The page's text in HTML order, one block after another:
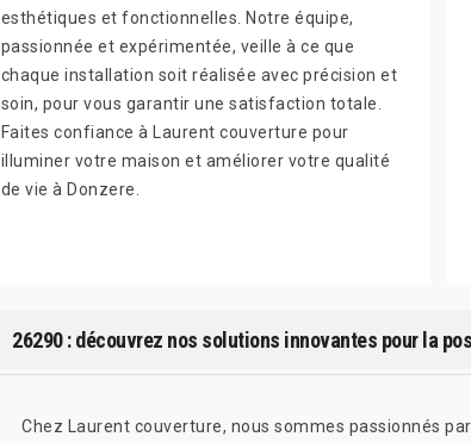
esthétiques et fonctionnelles. Notre équipe,
passionnée et expérimentée, veille à ce que
chaque installation soit réalisée avec précision et
soin, pour vous garantir une satisfaction totale.
Faites confiance à Laurent couverture pour
illuminer votre maison et améliorer votre qualité
de vie à Donzere.
26290 : découvrez nos solutions innovantes pour la
Chez Laurent couverture, nous sommes passionnés